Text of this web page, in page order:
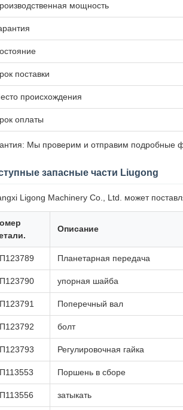
мощность
поставки
происхождения
оплаты
Мы проверим и отправим подробные
запасные части Liugong
Ligong Machinery Co., Ltd. может
Описание
Планетарная передача
упорная шайба
Поперечный вал
болт
Регулировочная гайка
Поршень в сборе
затыкать